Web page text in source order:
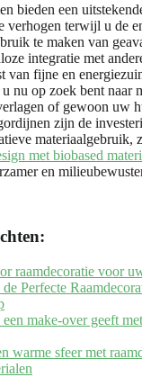
bieden een
verhogen terwijl u de
te maken van
integratie met
van fijne en
nu op zoek bent naar
of gewoon uw
zijn de
materiaalgebruik,
met biobased
en
raamdecoratie voor
Perfecte
make-over geeft
warme sfeer met